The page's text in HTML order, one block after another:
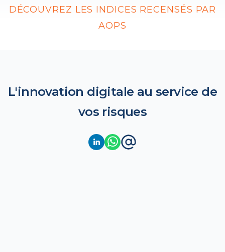
DÉCOUVREZ LES INDICES RECENSÉS PAR
AOPS
L'innovation digitale au service de
vos risques